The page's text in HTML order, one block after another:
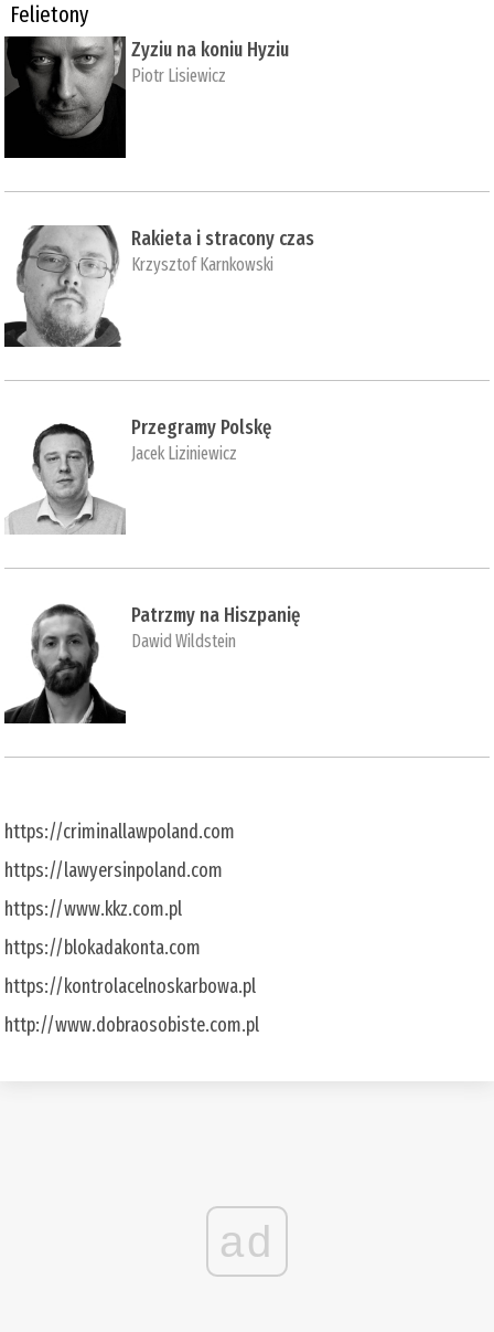
Felietony
Zyziu na koniu Hyziu
Piotr Lisiewicz
Rakieta i stracony czas
Krzysztof Karnkowski
Przegramy Polskę
Jacek Liziniewicz
Patrzmy na Hiszpanię
Dawid Wildstein
https://criminallawpoland.com
https://lawyersinpoland.com
https://www.kkz.com.pl
https://blokadakonta.com
https://kontrolacelnoskarbowa.pl
http://www.dobraosobiste.com.pl
ad